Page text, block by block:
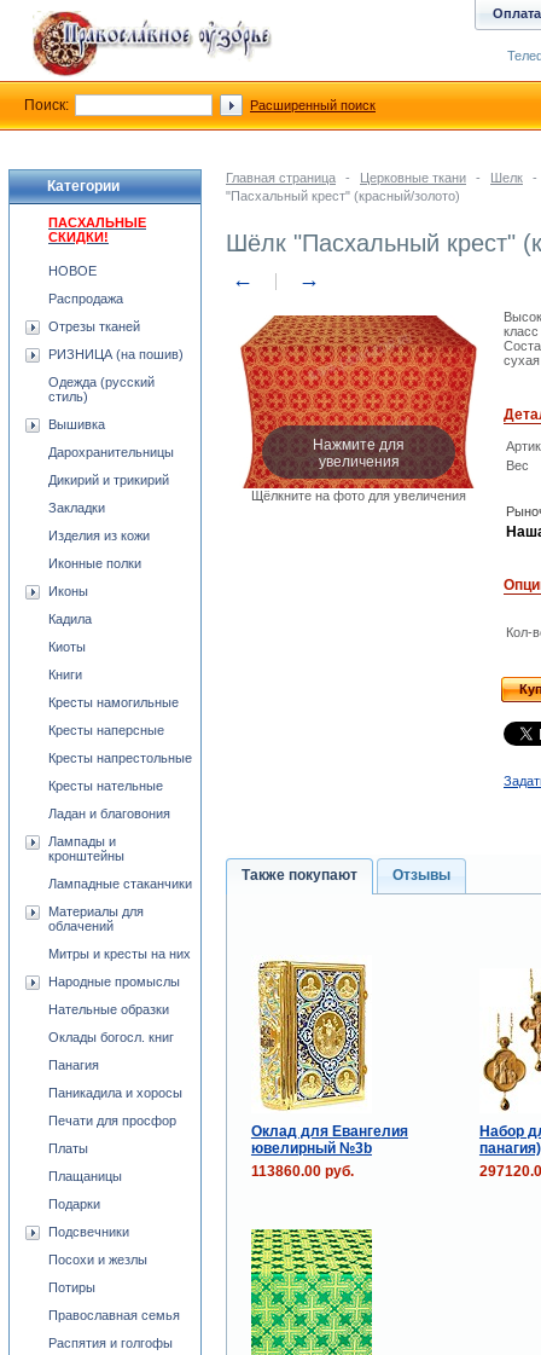
Главная страница - Церковные ткани - Шелк
-
"Пасхальный крест" (красный/золото)
Шёлк "Пасхальный крест"
← →
Нажмите для
увеличения
Щёлкните на фото для увеличения
Вес
Кол-
Также покупают Отзывы
Оклад для Евангелия
ювелирный №3b
Набор
113860.00 руб.
Категории
ПАСХАЛЬНЫЕ
СКИДКИ!
НОВОЕ
Распродажа
Отрезы тканей
РИЗНИЦА (на пошив)
Одежда (русский
стиль)
Вышивка
Дарохранительницы
Дикирий и трикирий
Закладки
Изделия из кожи
Иконные полки
Иконы
Кадила
Киоты
Книги
Кресты намогильные
Кресты наперсные
Кресты напрестольные
Кресты нательные
Ладан и благовония
Лампады и
кронштейны
Лампадные стаканчики
Материалы для
облачений
Митры и кресты на них
Народные промыслы
Нательные образки
Оклады богосл. книг
Панагия
Паникадила и хоросы
Печати для просфор
Платы
Плащаницы
Подарки
Подсвечники
Посохи и жезлы
Потиры
Православная семья
Распятия и голгофы
Оплата
Поиск: Расширенный поиск